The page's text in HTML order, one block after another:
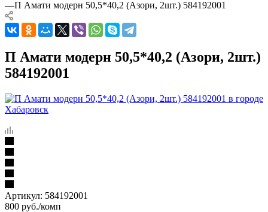
—П Амати модерн 50,5*40,2 (Азори, 2шт.) 584192001
П Амати модерн 50,5*40,2 (Азори, 2шт.)
584192001
Артикул: 584192001
800 руб./комп